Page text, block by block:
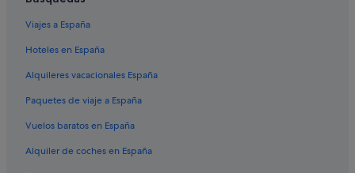
Pensiones en Arganda del Rey
Pensiones en Alcalá de Henares
Pensiones en Torrejón de Ardoz
Pensiones en Getafe
Nh Hotels en Las Rozas de Madrid
Pensiones en Aranjuez
Viajes a España
Hoteles en España
Alquileres vacacionales España
Paquetes de viaje a España
Vuelos baratos en España
Alquiler de coches en España